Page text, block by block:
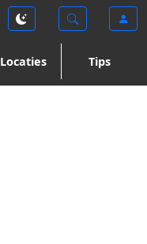
Locaties Tips